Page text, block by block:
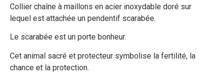
Collier chaîne à maillons en acier inoxydable doré sur
lequel est attachée un pendentif scarabée.
Le scarabée est un porte bonheur.
Cet animal sacré et protecteur symbolise la fertilité, la
chance et la protection.